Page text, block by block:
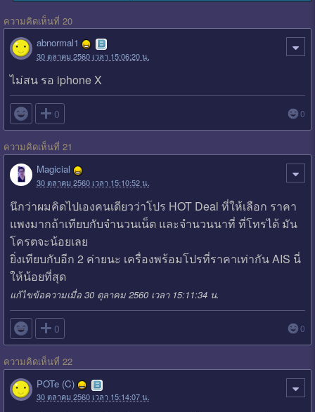
ความคิดเห็นที่ 20
abnormal1
30 ตุลาคม 2560 เวลา 15:06:20 น.
ไม่สน รอ iphone X
 0 0
ความคิดเห็นที่ 21
Magicial
30 ตุลาคม 2560 เวลา 15:10:52 น.
นึกว่าผมคิดไปเองคนเดียวว่าโปร HOT Deal ที่ให้เลือก ราคา
แพงมากถ้าเทียบกับจำนวนเน็ต และจำนวนนาที่ ที่โทรได้ มัน
โครตจะน้อยเลย
ยิ่งเทียบกับอีก 2 ค่ายนะ เครื่องพร้อมโปรที่ราคาเท่ากัน AIS นี่
ให้น้อยที่สุด
แก้ไขข้อความเมื่อ 30 ตุลาคม 2560 เวลา 15:11:34 น.
 0 0
ความคิดเห็นที่ 22
POTe (C)
30 ตุลาคม 2560 เวลา 15:14:07 น.